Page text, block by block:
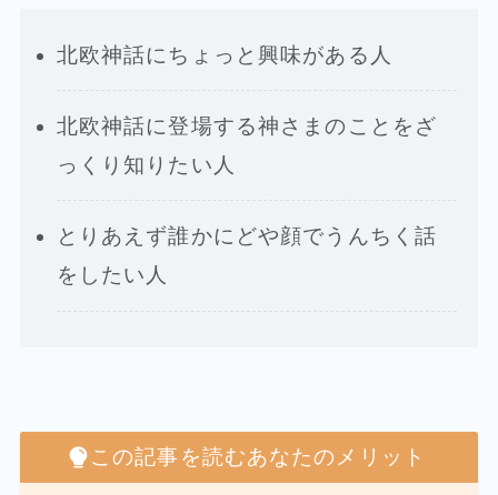
北欧神話にちょっと興味がある人
北欧神話に登場する神さまのことをざ
っくり知りたい人
とりあえず誰かにどや顔でうんちく話
をしたい人
この記事を読むあなたのメリット